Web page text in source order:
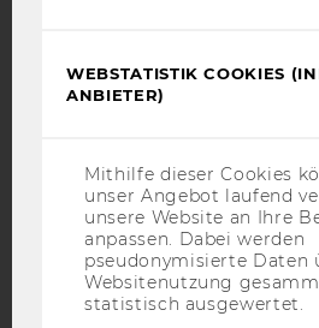
Facebook
YouTube
IMPRESSUM
WEBSTATISTIK COOKIES
ANBIETER)
Mithilfe dieser Cookies
unser Angebot laufend
unsere Website an Ihre
anpassen. Dabei werden
pseudonymisierte Daten
Websitenutzung
statistisch ausgewertet.